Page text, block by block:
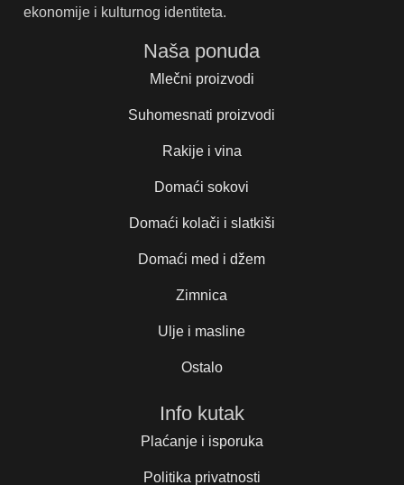
ekonomije i kulturnog identiteta.
Naša ponuda
Mlečni proizvodi
Suhomesnati proizvodi
Rakije i vina
Domaći sokovi
Domaći kolači i slatkiši
Domaći med i džem
Zimnica
Ulje i masline
Ostalo
Info kutak
Plaćanje i isporuka
Politika privatnosti